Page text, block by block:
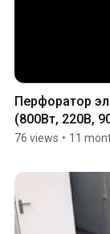
Перфоратор
(800Вт, 220В,
76 views • 11